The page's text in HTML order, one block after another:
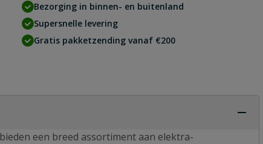
Bezorging in binnen- en buitenland
Supersnelle levering
Gratis pakketzending vanaf €200
een breed assortiment aan elektra-